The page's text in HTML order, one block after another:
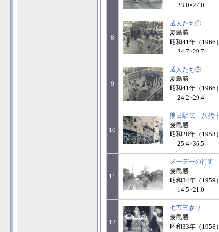
23.0×27.0
8
成人たち①
麦島勝
昭和41年（1966
24.7×29.7
9
成人たち②
麦島勝
昭和41年（1966
24.2×29.4
10
熊日駅伝 八代
麦島勝
昭和28年（1953
25.4×36.5
11
メーデーの行進
麦島勝
昭和34年（1959
14.5×21.0
12
七五三参り
麦島勝
昭和33年（1958